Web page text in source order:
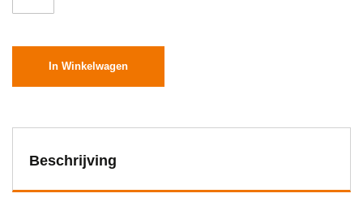
In Winkelwagen
Beschrijving